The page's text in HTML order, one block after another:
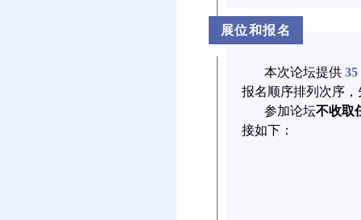
展位和报名
本次论坛提供 35
报名顺序排列次序
参加论坛不收取
接如下：